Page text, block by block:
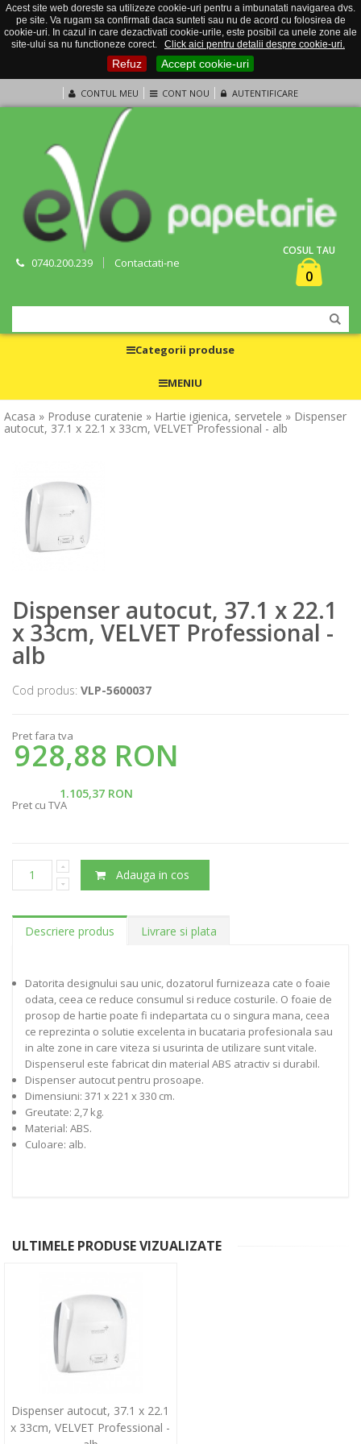
Acest site web doreste sa utilizeze cookie-uri pentru a imbunatati navigarea dvs.
pe site. Va rugam sa confirmati daca sunteti sau nu de acord cu folosirea de
cookie-uri. In cazul in care dezactivati cookie-urile, este posibil ca unele zone ale
site-ului sa nu functioneze corect.
Click aici pentru detalii despre cookie-uri.
Refuz Accept cookie-uri
CONTUL MEU CONT NOU AUTENTIFICARE
0740.200.239 Contactati-ne
COSUL TAU
0
Categorii produse
MENIU
Acasa » Produse curatenie » Hartie igienica, servetele » Dispenser
autocut, 37.1 x 22.1 x 33cm, VELVET Professional - alb
Dispenser autocut, 37.1 x 22.1
x 33cm, VELVET Professional -
alb
Cod produs: VLP-5600037
Pret fara tva
928,88 RON
1.105,37 RON
Pret cu TVA
Adauga in cos
Descriere produs Livrare si plata
Datorita designului sau unic, dozatorul furnizeaza cate o foaie
odata, ceea ce reduce consumul si reduce costurile. O foaie de
prosop de hartie poate fi indepartata cu o singura mana, ceea
ce reprezinta o solutie excelenta in bucataria profesionala sau
in alte zone in care viteza si usurinta de utilizare sunt vitale.
Dispenserul este fabricat din material ABS atractiv si durabil.
Dispenser autocut pentru prosoape.
Dimensiuni: 371 x 221 x 330 cm.
Greutate: 2,7 kg.
Material: ABS.
Culoare: alb.
ULTIMELE PRODUSE VIZUALIZATE
Dispenser autocut, 37.1 x 22.1
x 33cm, VELVET Professional -